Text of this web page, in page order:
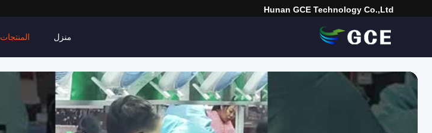
Hunan GCE Technology Co.,Ltd
منزل المنتجات